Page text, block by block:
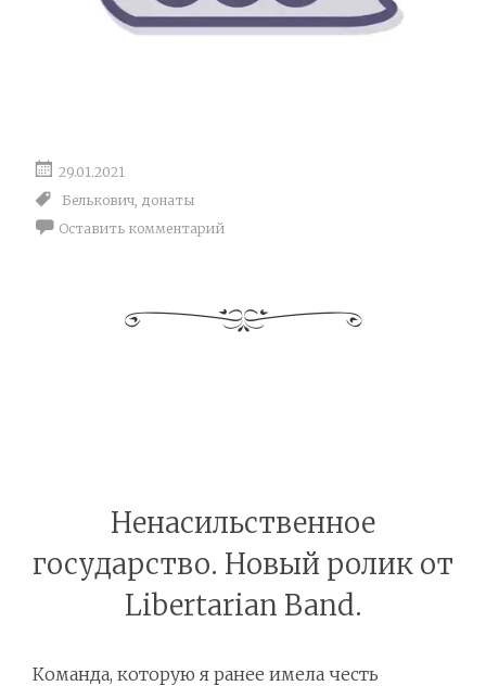
29.01.2021
Белькович донаты
Оставить комментарий
Ненасильственное
государство. Новый ролик от
Libertarian Band.
Команда, которую я ранее имела честь